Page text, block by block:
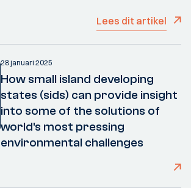
Lees dit artikel
28 januari 2025
How small island developing
states (sids) can provide insight
into some of the solutions of
world's most pressing
environmental challenges